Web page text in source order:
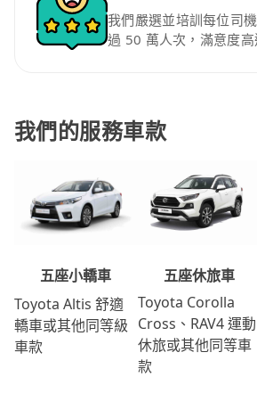
我們嚴選並培訓每位司
過 50 萬人次，滿意度高
我們的服務車款
五座小轎車
Toyota Altis 舒適
轎車或其他同等級
車款
五座休旅車
Toyota Corolla
Cross、RAV4 運動
休旅或其他同等車
款